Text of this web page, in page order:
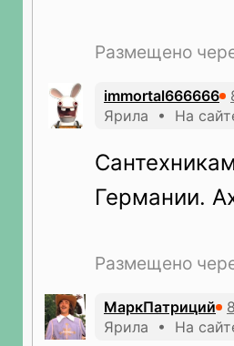
Размещено
immortal666666
Ярила • На
Германии.
Размещено
МаркПатриций
Ярила • На